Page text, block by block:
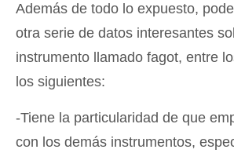
Además de todo lo expuesto,
otra serie de datos interesantes
instrumento llamado fagot, entre
los siguientes:
-Tiene la particularidad de que
con los demás instrumentos,